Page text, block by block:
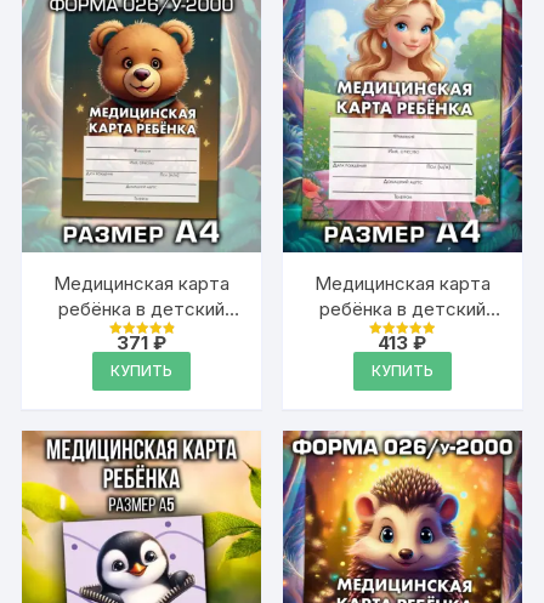
Медицинская карта
ребёнка в детский
сад и школу большая,
А4
Оценка
из 5
371₽
КУПИТЬ
Медицинская карта
ребёнка в детский
сад и школу большая,
А4
Оценка
из 5
413₽
КУПИТЬ